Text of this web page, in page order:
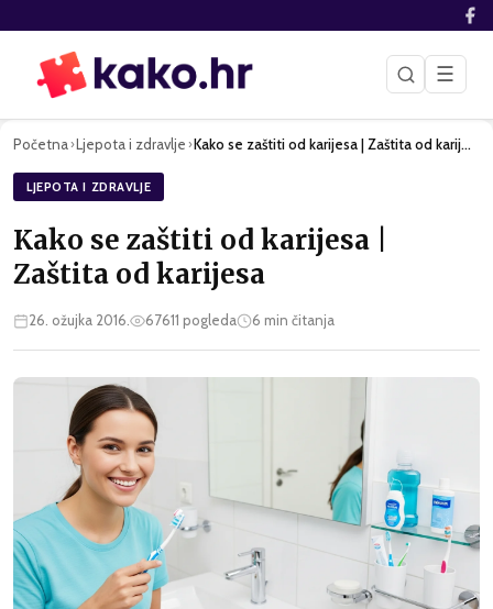
☰
Početna›Ljepota i zdravlje › Kako se zaštiti od karijesa | Zaštita od karijesa
LJEPOTA I ZDRAVLJE
Kako se zaštiti od karijesa |
Zaštita od karijesa
26. ožujka 2016. 67611 pogleda 6 min čitanja